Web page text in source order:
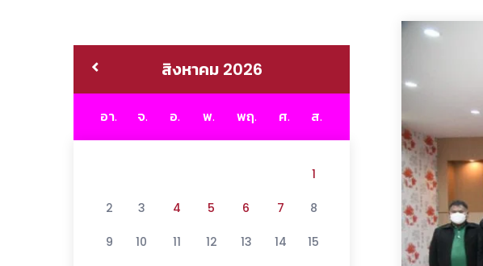
สิงหาคม 2026
อา. จ. อ. พ. พฤ. ศ. ส.
1
2 3 4 5 6 7 8
9 10 11 12 13 14 15